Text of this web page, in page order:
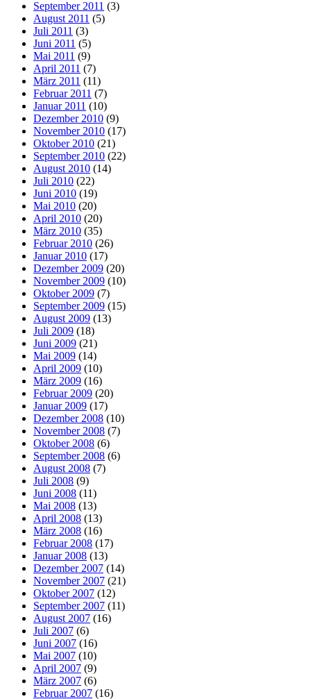
September 2011 (3)
August 2011 (5)
Juli 2011 (3)
Juni 2011 (5)
Mai 2011 (9)
April 2011 (7)
März 2011 (11)
Februar 2011 (7)
Januar 2011 (10)
Dezember 2010 (9)
November 2010 (17)
Oktober 2010 (21)
September 2010 (22)
August 2010 (14)
Juli 2010 (22)
Juni 2010 (19)
Mai 2010 (20)
April 2010 (20)
März 2010 (35)
Februar 2010 (26)
Januar 2010 (17)
Dezember 2009 (20)
November 2009 (10)
Oktober 2009 (7)
September 2009 (15)
August 2009 (13)
Juli 2009 (18)
Juni 2009 (21)
Mai 2009 (14)
April 2009 (10)
März 2009 (16)
Februar 2009 (20)
Januar 2009 (17)
Dezember 2008 (10)
November 2008 (7)
Oktober 2008 (6)
September 2008 (6)
August 2008 (7)
Juli 2008 (9)
Juni 2008 (11)
Mai 2008 (13)
April 2008 (13)
März 2008 (16)
Februar 2008 (17)
Januar 2008 (13)
Dezember 2007 (14)
November 2007 (21)
Oktober 2007 (12)
September 2007 (11)
August 2007 (16)
Juli 2007 (6)
Juni 2007 (16)
Mai 2007 (10)
April 2007 (9)
März 2007 (6)
Februar 2007 (16)